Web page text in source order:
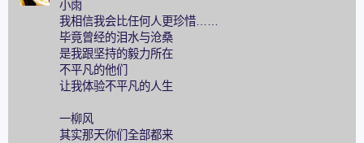
小雨
我相信我会比任何人更珍惜……
毕竟曾经的泪水与沧桑
是我跟坚持的毅力所在
不平凡的他们
让我体验不平凡的人生
一柳风
其实那天你们全部都来